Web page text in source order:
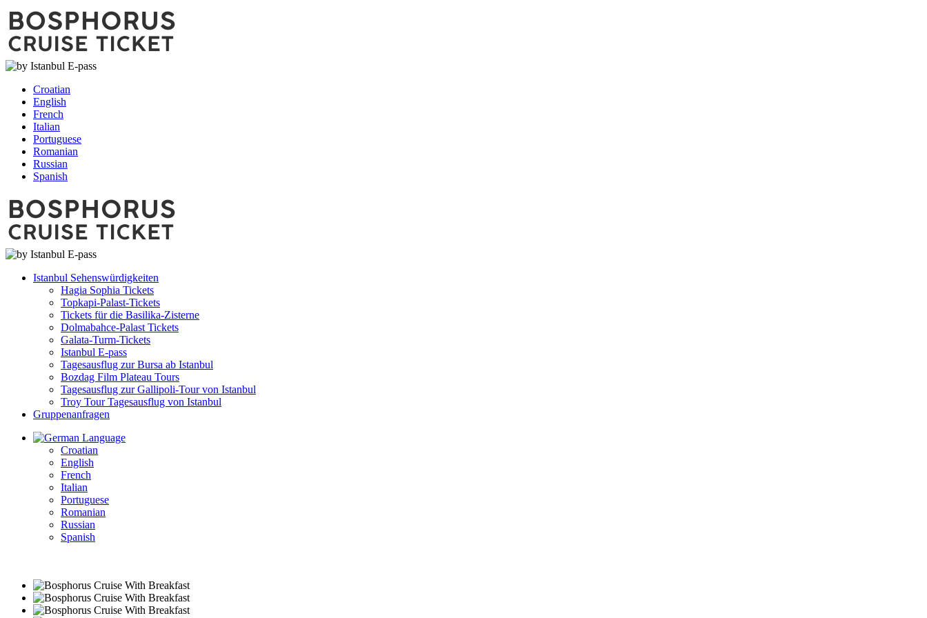
Croatian
English
French
Italian
Portuguese
Romanian
Russian
Spanish
Istanbul Sehenswürdigkeiten
Hagia Sophia Tickets
Topkapi-Palast-Tickets
Tickets für die Basilika-Zisterne
Dolmabahce-Palast Tickets
Galata-Turm-Tickets
Istanbul E-pass
Tagesausflug zur Bursa ab Istanbul
Bozdag Film Plateau Tours
Tagesausflug zur Gallipoli-Tour von Istanbul
Troy Tour Tagesausflug von Istanbul
Gruppenanfragen
Language
Croatian
English
French
Italian
Portuguese
Romanian
Russian
Spanish